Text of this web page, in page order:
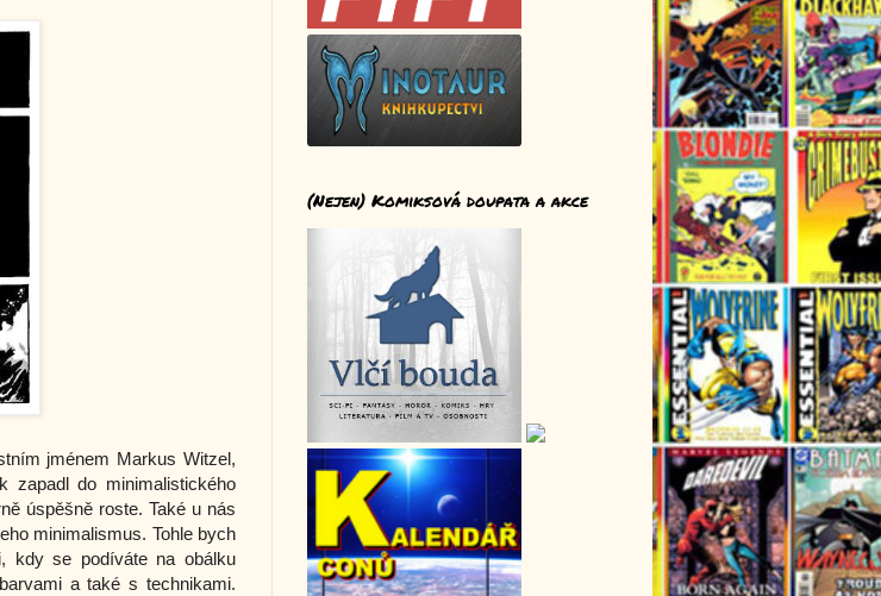
jménem Markus Witzel,
do minimalistického
úspěšně roste. Také u nás
minimalismus. Tohle bych
kdy se podíváte na obálku
a také s technikami.
(Nejen) Komiksová doupata a akce